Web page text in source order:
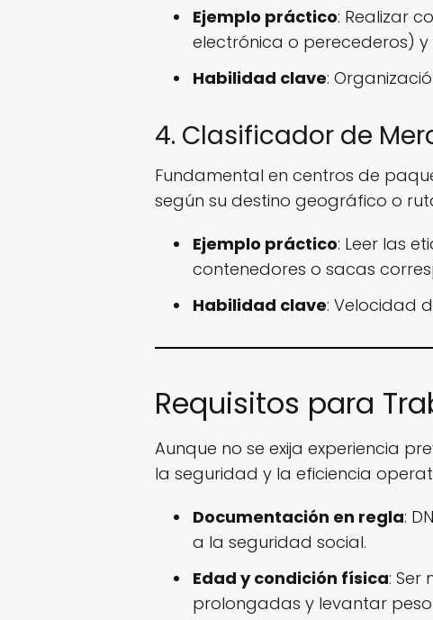
Ejemplo práctico: Realizar
electrónica o perecederos)
Habilidad clave:
4. Clasificador de
Fundamental en centros de
según su destino geográfico o
Ejemplo práctico: Leer las
contenedores o sacas
Habilidad clave: Velocidad
Requisitos para
Aunque no se exija experiencia
la seguridad y la eficiencia
Documentación en regla:
a la seguridad social.
Edad y condición física: Ser
prolongadas y levantar